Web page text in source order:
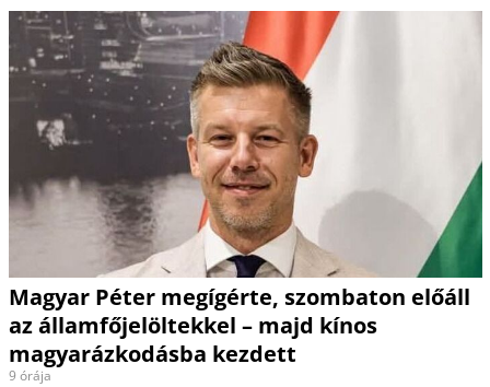
Magyar Péter megígérte, szombaton előáll
az államfőjelöltekkel – majd kínos
magyarázkodásba kezdett
9 órája